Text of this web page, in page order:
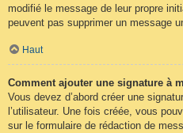
modifié le message de leur propre
peuvent pas supprimer un message
Haut
Comment ajouter une signature à
Vous devez d’abord créer une
l’utilisateur. Une fois créée, vous
sur le formulaire de rédaction de